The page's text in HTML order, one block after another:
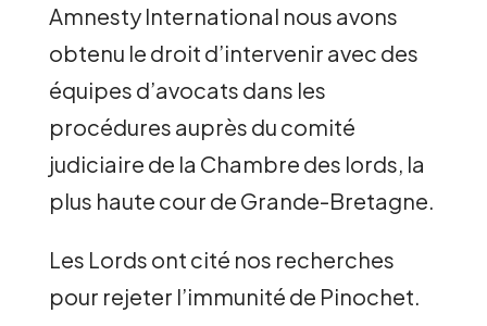
Amnesty International nous avons
obtenu le droit d’intervenir avec des
équipes d’avocats dans les
procédures auprès du comité
judiciaire de la Chambre des lords, la
plus haute cour de Grande-Bretagne.
Les Lords ont cité nos recherches
pour rejeter l’immunité de Pinochet.